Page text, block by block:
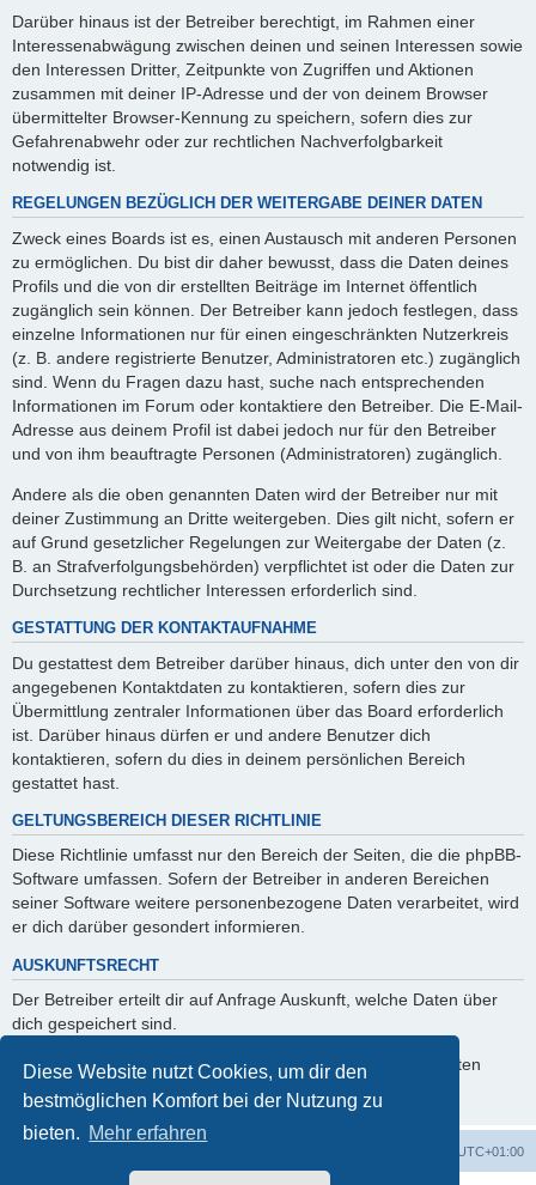
Diese Website nutzt Cookies, um dir den
bestmöglichen Komfort bei der Nutzung zu
bieten. Mehr erfahren
Darüber hinaus ist der Betreiber berechtigt, im Rahmen einer
Interessenabwägung zwischen deinen und seinen Interessen sowie
den Interessen Dritter, Zeitpunkte von Zugriffen und Aktionen
zusammen mit deiner IP-Adresse und der von deinem Browser
übermittelter Browser-Kennung zu speichern, sofern dies zur
Gefahrenabwehr oder zur rechtlichen Nachverfolgbarkeit
notwendig ist.
REGELUNGEN BEZÜGLICH DER WEITERGABE DEINER DATEN
Zweck eines Boards ist es, einen Austausch mit anderen Personen
zu ermöglichen. Du bist dir daher bewusst, dass die Daten deines
Profils und die von dir erstellten Beiträge im Internet öffentlich
zugänglich sein können. Der Betreiber kann jedoch festlegen, dass
einzelne Informationen nur für einen eingeschränkten Nutzerkreis
(z. B. andere registrierte Benutzer, Administratoren etc.) zugänglich
sind. Wenn du Fragen dazu hast, suche nach entsprechenden
Informationen im Forum oder kontaktiere den Betreiber. Die E-Mail-
Adresse aus deinem Profil ist dabei jedoch nur für den Betreiber
und von ihm beauftragte Personen (Administratoren) zugänglich.
Andere als die oben genannten Daten wird der Betreiber nur mit
deiner Zustimmung an Dritte weitergeben. Dies gilt nicht, sofern er
auf Grund gesetzlicher Regelungen zur Weitergabe der Daten (z.
B. an Strafverfolgungsbehörden) verpflichtet ist oder die Daten zur
Durchsetzung rechtlicher Interessen erforderlich sind.
GESTATTUNG DER KONTAKTAUFNAHME
Du gestattest dem Betreiber darüber hinaus, dich unter den von dir
angegebenen Kontaktdaten zu kontaktieren, sofern dies zur
Übermittlung zentraler Informationen über das Board erforderlich
ist. Darüber hinaus dürfen er und andere Benutzer dich
kontaktieren, sofern du dies in deinem persönlichen Bereich
gestattet hast.
GELTUNGSBEREICH DIESER RICHTLINIE
Diese Richtlinie umfasst nur den Bereich der Seiten, die die phpBB-
Software umfassen. Sofern der Betreiber in anderen Bereichen
seiner Software weitere personenbezogene Daten verarbeitet, wird
er dich darüber gesondert informieren.
AUSKUNFTSRECHT
Der Betreiber erteilt dir auf Anfrage Auskunft, welche Daten über
dich gespeichert sind.
Du kannst jederzeit die Löschung bzw. Sperrung deiner Daten
verlangen. Kontaktiere hierzu bitte den Betreiber.
UTC+01:00